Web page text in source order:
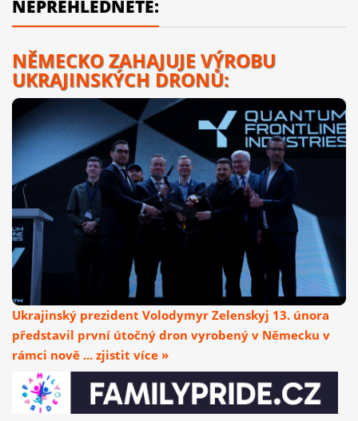
NEPŘEHLÉDNĚTE:
NĚMECKO ZAHAJUJE VÝROBU
UKRAJINSKÝCH DRONŮ:
Ukrajinský prezident Volodymyr Zelenskyj 13. února
představil první útočný dron vyrobený v Německu v
rámci nově ... zjistit více »